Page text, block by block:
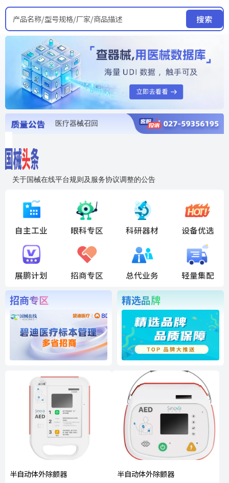
产品名称/型号规格/厂家/商品描述 搜索
医疗器械召回
关于国械在线平台规则及服务协议调整的公告
国药创研AED开启全国招商
自主工业 眼科专区 科研器材 设备优选
展鹏计划 招商专区 总代业务 轻量集配
招商专区 精选品牌
半自动体外除颤器 半自动体外除颤器